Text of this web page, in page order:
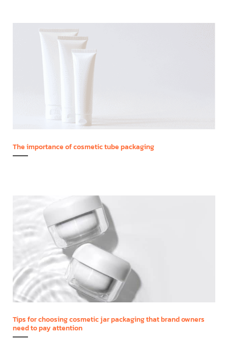
The importance of cosmetic tube packaging
Tips for choosing cosmetic jar packaging that brand owners
need to pay attention